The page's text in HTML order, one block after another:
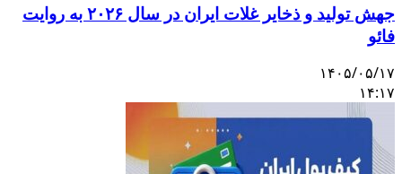
جهش تولید و ذخایر غلات ایران در سال ۲۰۲۶ به روایت
۰۵/۱۷